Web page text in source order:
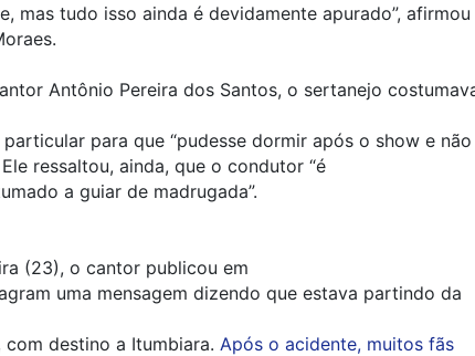
mas tudo isso ainda é devidamente apurado”, afirmou
Antônio Pereira dos Santos, o sertanejo
para que “pudesse dormir após o show e não
ressaltou, ainda, que o condutor “é
a guiar de madrugada”.
(23), o cantor publicou em
uma mensagem dizendo que estava partindo da
com destino a Itumbiara. Após o acidente, muitos fãs